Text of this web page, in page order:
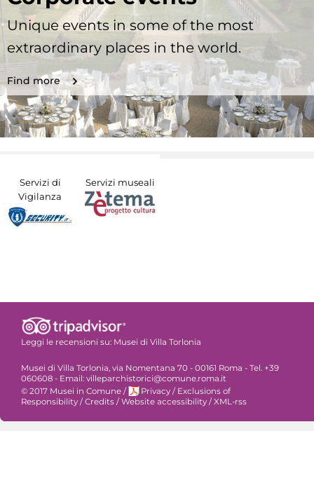
Unique events in some of the most
extraordinary places in the world.
Find more
Servizi di
Vigilanza
Servizi museali
Leggi le recensioni su: Musei di Villa Torlonia
Musei di Villa Torlonia, via Nomentana 70 - 00161 Roma - Tel. +39
060608 - Email: villeparchistorici@comune.roma.it
© 2017 Musei in Comune / Privacy / Exclusions of
Responsibility / Credits / Website accessibility / XML-rss